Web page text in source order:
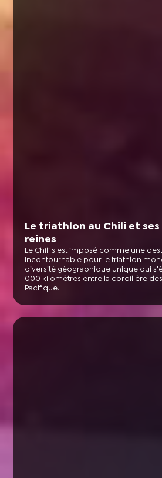
Le triathlon au Chili et ses
reines
Le Chili s'est imposé comme une
incontournable pour le triathlon
diversité géographique unique qui
000 kilomètres entre la cordillère
Pacifique.